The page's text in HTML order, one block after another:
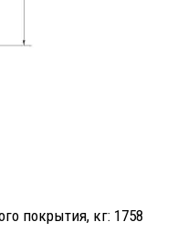
покрытия, кг: 1758